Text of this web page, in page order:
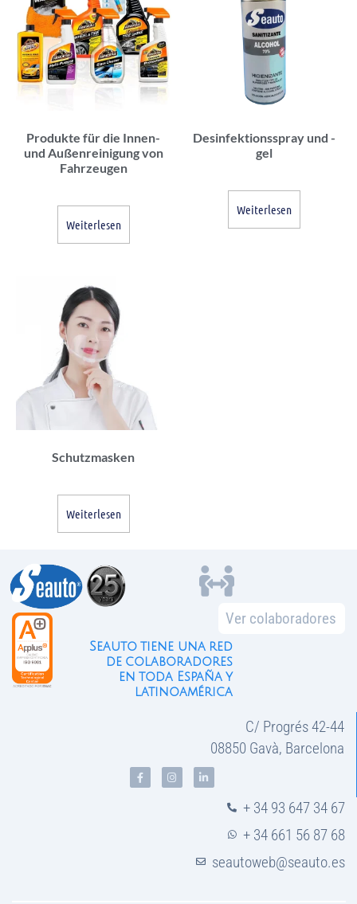
Produkte für die Innen-
und Außenreinigung von
Fahrzeugen
Weiterlesen
Desinfektionsspray und -
gel
Weiterlesen
Schutzmasken
Weiterlesen
Ver colaboradores
Seauto tiene una red
de colaboradores
en toda España y
latinoamérica
C/ Progrés 42-44
08850 Gavà, Barcelona
+ 34 93 647 34 67
+ 34 661 56 87 68
seautoweb@seauto.es